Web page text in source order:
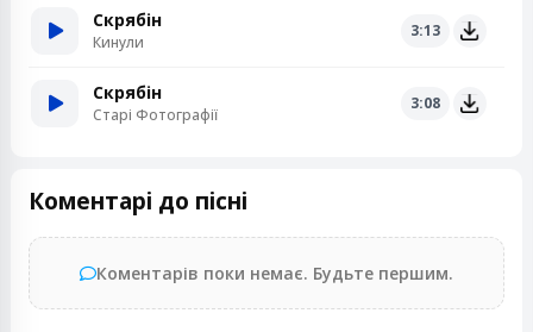
Скрябін
Кинули
3:13
Скрябін
Старі Фотографії
3:08
Коментарі до пісні
Коментарів поки немає. Будьте першим.